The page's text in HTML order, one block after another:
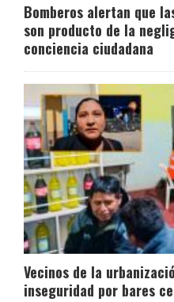
Bomberos alertan que
son producto de la
conciencia ciudadana
Vecinos de la
inseguridad por bares